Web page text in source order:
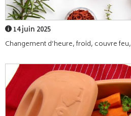
14 juin 2025
Changement d’heure, froid, couvre